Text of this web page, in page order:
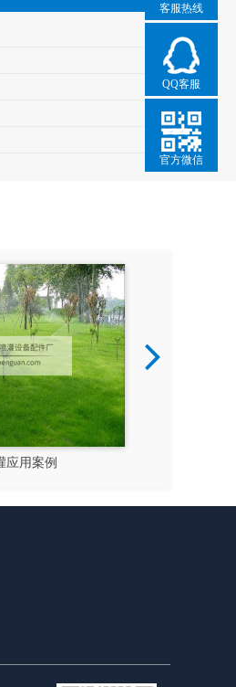
喷灌应用案例
客服热线
QQ客服
官方微信